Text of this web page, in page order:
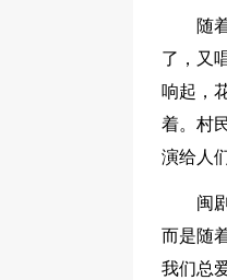
随
了，又
响起，
着。村
演给人
闽
而是随
我们总